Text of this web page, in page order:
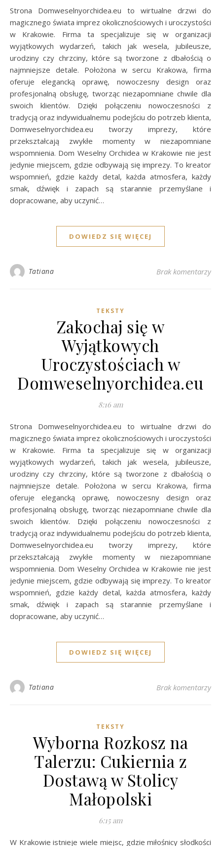
Strona Domweselnyorchidea.eu to wirtualne drzwi do
magicznego świata imprez okolicznościowych i uroczystości
w Krakowie. Firma ta specjalizuje się w organizacji
wyjątkowych wydarzeń, takich jak wesela, jubileusze,
urodziny czy chrzciny, które są tworzone z dbałością o
najmniejsze detale. Położona w sercu Krakowa, firma
oferuje elegancką oprawę, nowoczesny design oraz
profesjonalną obsługę, tworząc niezapomniane chwile dla
swoich klientów. Dzięki połączeniu nowoczesności z
tradycją oraz indywidualnemu podejściu do potrzeb klienta,
Domweselnyorchidea.eu tworzy imprezy, które
przekształcają zwykłe momenty w niezapomniane
wspomnienia. Dom Weselny Orchidea w Krakowie nie jest
jedynie miejscem, gdzie odbywają się imprezy. To kreator
wspomnień, gdzie każdy detal, każda atmosfera, każdy
smak, dźwięk i zapach są starannie przemyślane i
dopracowane, aby uczynić…
DOWIEDZ SIĘ WIĘCEJ
Tatiana Brak komentarzy
TEKSTY
Zakochaj się w
Wyjątkowych
Uroczystościach w
Domweselnyorchidea.eu
8:16 am
Strona Domweselnyorchidea.eu to wirtualne drzwi do
magicznego świata imprez okolicznościowych i uroczystości
w Krakowie. Firma ta specjalizuje się w organizacji
wyjątkowych wydarzeń, takich jak wesela, jubileusze,
urodziny czy chrzciny, które są tworzone z dbałością o
najmniejsze detale. Położona w sercu Krakowa, firma
oferuje elegancką oprawę, nowoczesny design oraz
profesjonalną obsługę, tworząc niezapomniane chwile dla
swoich klientów. Dzięki połączeniu nowoczesności z
tradycją oraz indywidualnemu podejściu do potrzeb klienta,
Domweselnyorchidea.eu tworzy imprezy, które
przekształcają zwykłe momenty w niezapomniane
wspomnienia. Dom Weselny Orchidea w Krakowie nie jest
jedynie miejscem, gdzie odbywają się imprezy. To kreator
wspomnień, gdzie każdy detal, każda atmosfera, każdy
smak, dźwięk i zapach są starannie przemyślane i
dopracowane, aby uczynić…
DOWIEDZ SIĘ WIĘCEJ
Tatiana Brak komentarzy
TEKSTY
Wyborna Rozkosz na
Talerzu: Cukiernia z
Dostawą w Stolicy
Małopolski
6:15 am
W Krakowie istnieje wiele miejsc, gdzie miłośnicy słodkości